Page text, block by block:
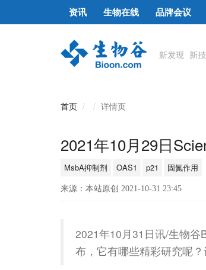
资讯 生物在线 品牌会议
首页 详情页
2021年10月29日
MsbA抑制剂 OAS1 p21 固氮作用
来源：本站原创 2021-10-31 23:45
2021年10月31日讯/生物
布，它有哪些精彩研究呢？